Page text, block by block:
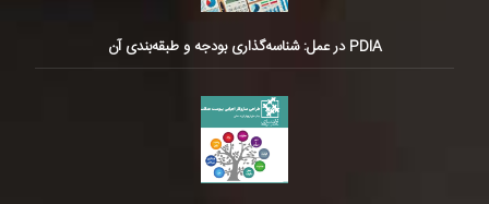
PDIA در عمل: شناسه‌گذاری بودجه و طبقه‌بندی آن